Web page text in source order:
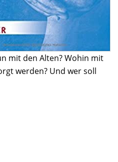
mit den Alten? Wohin mit
werden? Und wer soll